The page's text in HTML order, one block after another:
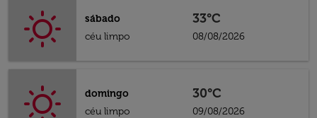
sábado
céu limpo
33°C
08/08/2026
domingo
céu limpo
30°C
09/08/2026